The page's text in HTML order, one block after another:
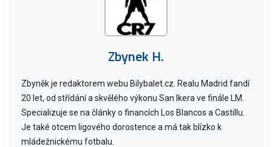
Zbynek H.
Zbyněk je redaktorem webu Bilybalet.cz. Realu Madrid fandí
20 let, od střídání a skvělého výkonu San Ikera ve finále LM.
Specializuje se na články o financích Los Blancos a Castillu.
Je také otcem ligového dorostence a má tak blízko k
mládežnickému fotbalu.